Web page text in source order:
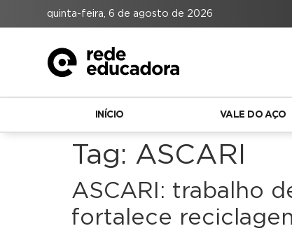
quinta-feira, 6 de agosto de 2026
INÍCIO VALE DO AÇO
Tag: ASCARI
ASCARI: trabalho
fortalece